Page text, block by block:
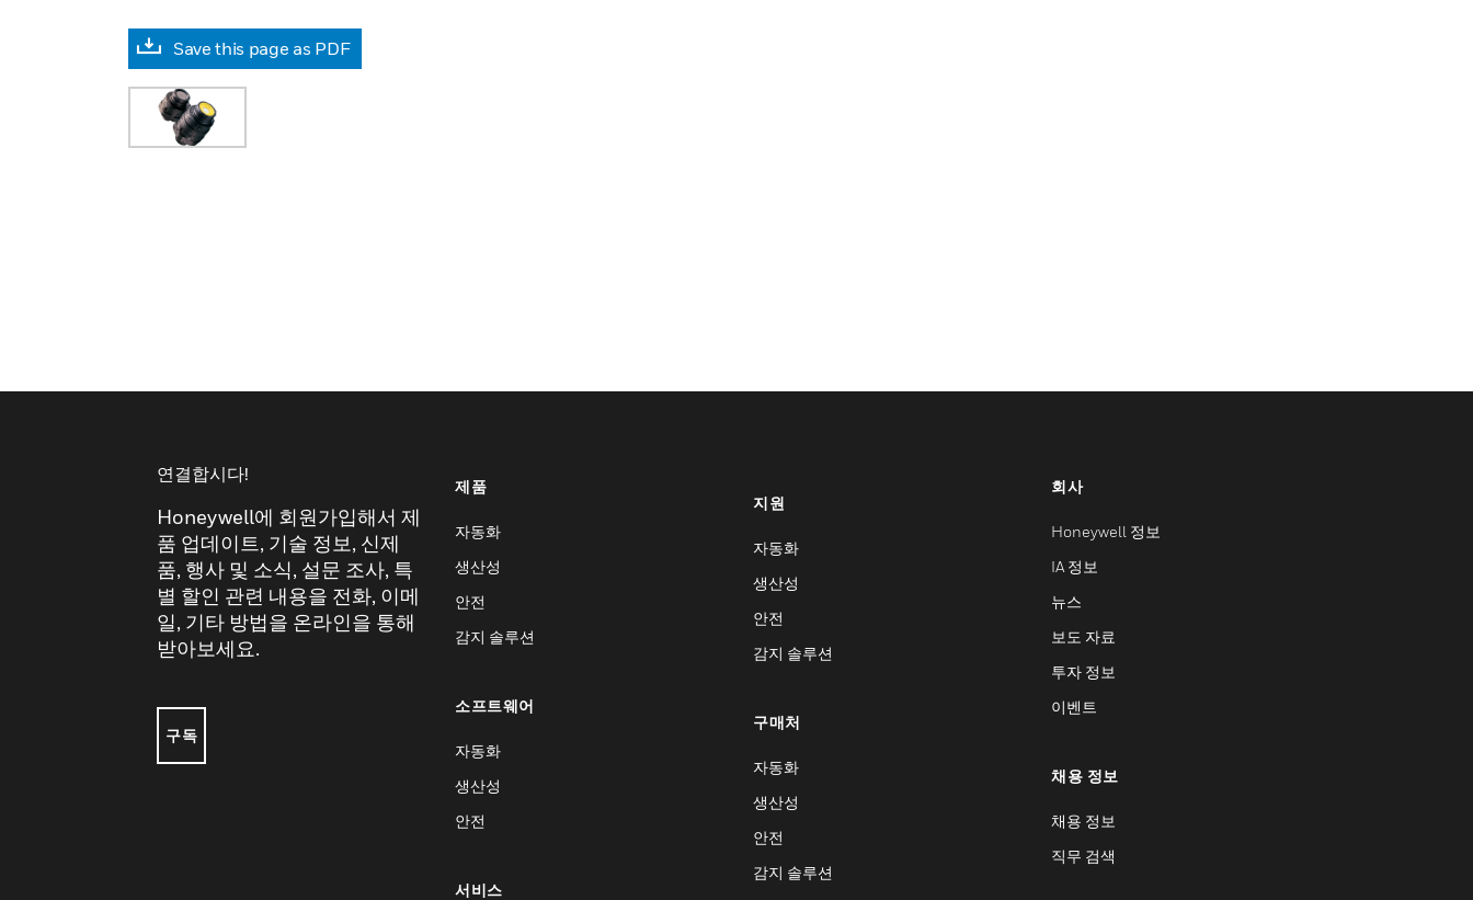
Save this page as PDF
연결합시다!
Honeywell에 회원가입해서 제
품 업데이트, 기술 정보, 신제
품, 행사 및 소식, 설문 조사, 특
별 할인 관련 내용을 전화, 이메
일, 기타 방법을 온라인을 통해
받아보세요.
구독
제품
자동화
생산성
안전
감지 솔루션
소프트웨어
자동화
생산성
안전
서비스
지원
자동화
생산성
안전
감지 솔루션
구매처
자동화
생산성
안전
감지 솔루션
회사
Honeywell 정보
IA 정보
뉴스
보도 자료
투자 정보
이벤트
채용 정보
채용 정보
직무 검색